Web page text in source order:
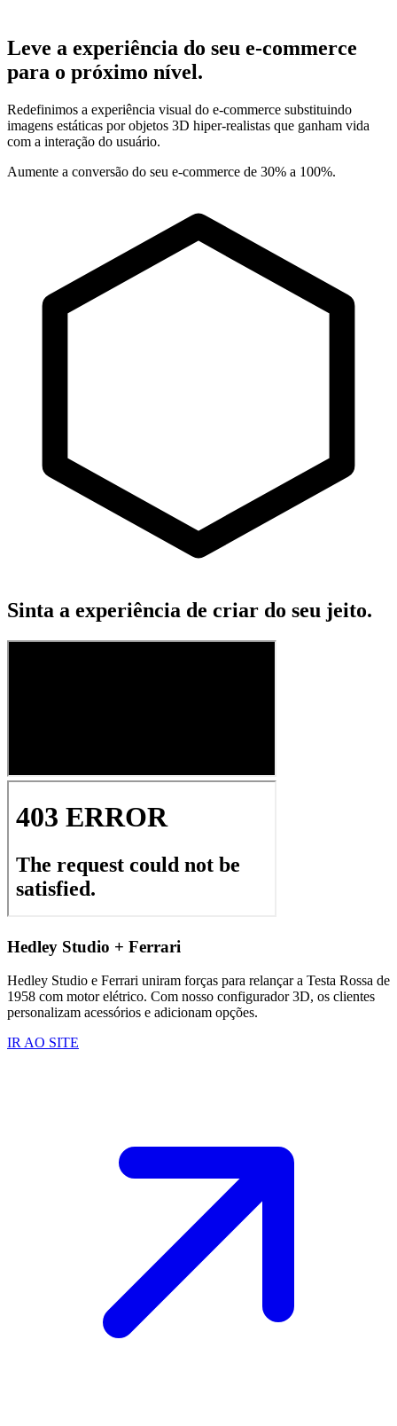
Leve a experiência do seu e-commerce
para o próximo nível.
Redefinimos a experiência visual do e-commerce substituindo
imagens estáticas por objetos 3D hiper-realistas que ganham vida
com a interação do usuário.
Aumente a conversão do seu e-commerce de 30% a 100%.
Sinta a experiência de criar do seu jeito.
Hedley Studio + Ferrari
Hedley Studio e Ferrari uniram forças para relançar a Testa Rossa de
1958 com motor elétrico. Com nosso configurador 3D, os clientes
personalizam acessórios e adicionam opções.
IR AO SITE